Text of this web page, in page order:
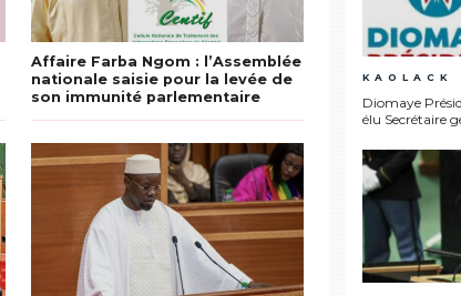
Affaire Farba Ngom : l’Assemblée
nationale saisie pour la levée de
son immunité parlementaire
KAOLACK
Diomaye
élu Secrétaire